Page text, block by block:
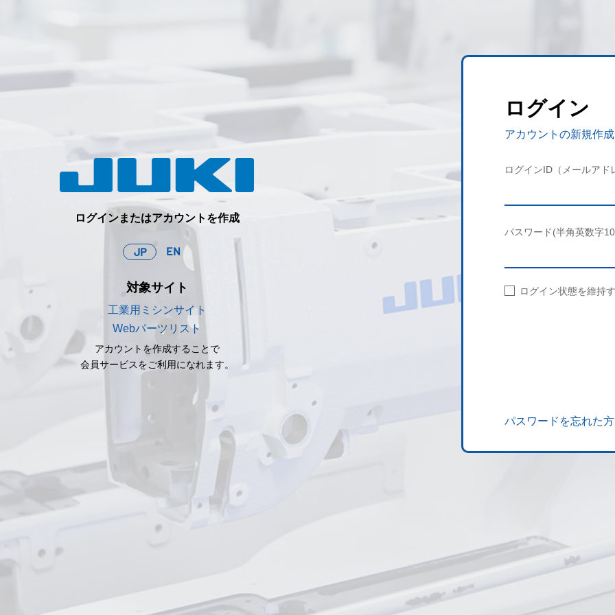
ログインまたはアカウントを作成
JP EN
対象サイト
工業用ミシンサイト
Webパーツリスト
アカウントを作成することで
会員サービスをご利用になれます。
ログイン
アカウントの新規作
ログインID（メールアド
パスワード(半角英数字
ログイン状態を維持
パスワードを忘れた